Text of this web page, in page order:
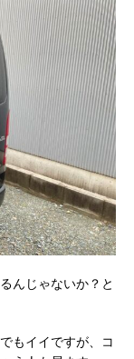
んじゃないか？と
もイイですが、コ